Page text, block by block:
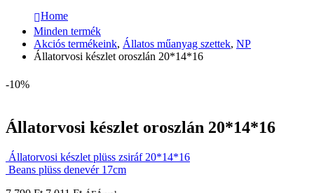
Home
Minden termék
Akciós termékeink, Állatos műanyag szettek, NP
Állatorvosi készlet oroszlán 20*14*16
-10%
Állatorvosi készlet oroszlán 20*14*16
Állatorvosi készlet plüss zsiráf 20*14*16
Beans plüss denevér 17cm